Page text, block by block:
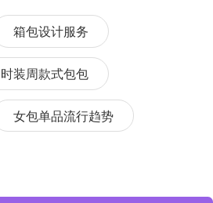
箱包设计服务
时装周款式包包
女包单品流行趋势
箱包材质流行趋势